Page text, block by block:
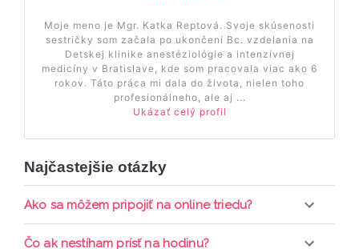
Moje meno je Mgr. Katka Reptová. Svoje skúsenosti
sestričky som začala po ukončení Bc. vzdelania na
Detskej klinike anestéziológie a intenzívnej
medicíny v Bratislave, kde som pracovala viac ako 6
rokov. Táto práca mi dala do života, nielen toho
profesionálneho, ale aj ...
Ukázať celý profil
Najčastejšie otázky
Ako sa môžem pripojiť na online triedu?
Pripojenie do online triedy prebieha priamo cez
Čo ak nestíham prísť na hodinu?